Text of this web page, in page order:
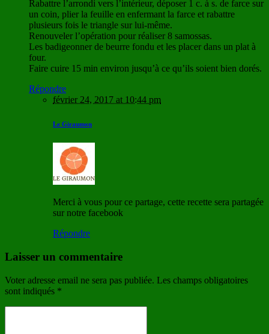
Rabattre l’arrondi vers l’intérieur, déposer 1 c. à s. de farce sur
un coin, plier la feuille en enfermant la farce et rabattre
plusieurs fois le triangle sur lui-même.
Renouveler l’opération pour réaliser 8 samossas.
Les badigeonner de beurre fondu et les placer dans un plat à
four.
Faire cuire 15 min environ jusqu’à ce qu’ils soient bien dorés.
Répondre
février 24, 2017 at 10:44 pm
Le Giraumon
Merci à vous pour ce partage, cette recette sera partagée
sur notre facebook
Répondre
Laisser un commentaire
Voter adresse email ne sera pas publiée. Les champs obligatoires
sont indiqués *